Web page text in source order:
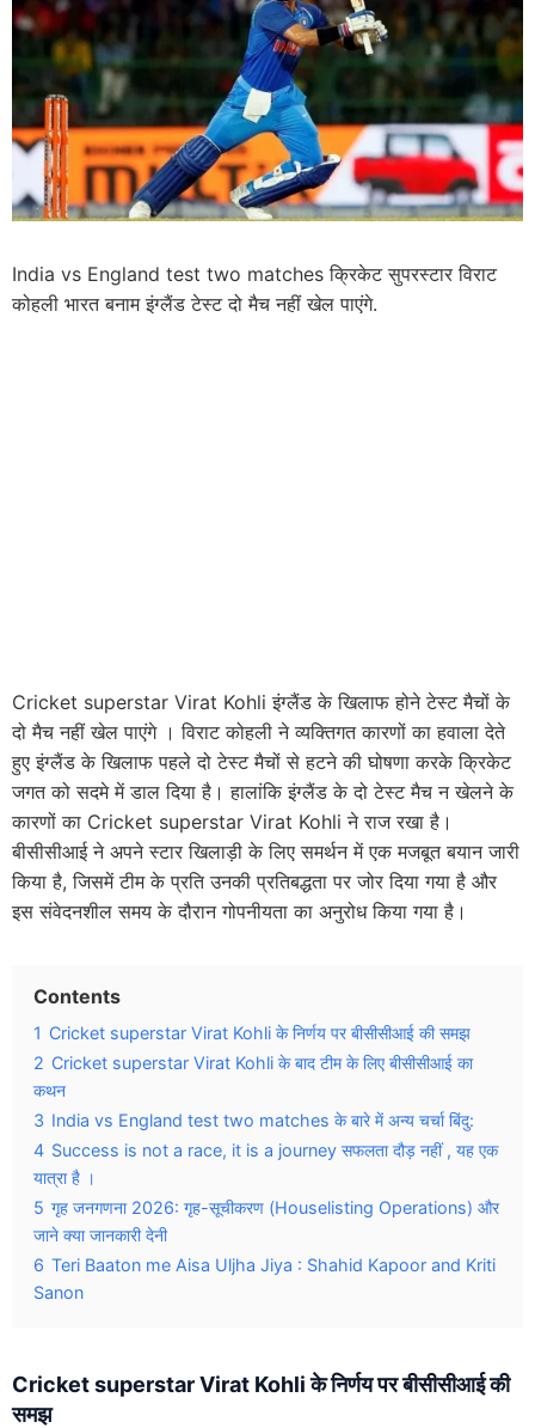
India vs England test two matches क्रिकेट सुपरस्टार विराट
कोहली भारत बनाम इंग्लैंड टेस्ट दो मैच नहीं खेल पाएंगे.
Cricket superstar Virat Kohli इंग्लैंड के खिलाफ होने टेस्ट मैचों के
दो मैच नहीं खेल पाएंगे । विराट कोहली ने व्यक्तिगत कारणों का हवाला देते
हुए इंग्लैंड के खिलाफ पहले दो टेस्ट मैचों से हटने की घोषणा करके क्रिकेट
जगत को सदमे में डाल दिया है। हालांकि इंग्लैंड के दो टेस्ट मैच न खेलने के
कारणों का Cricket superstar Virat Kohli ने राज रखा है।
बीसीसीआई ने अपने स्टार खिलाड़ी के लिए समर्थन में एक मजबूत बयान जारी
किया है, जिसमें टीम के प्रति उनकी प्रतिबद्धता पर जोर दिया गया है और
इस संवेदनशील समय के दौरान गोपनीयता का अनुरोध किया गया है।
Contents
1 Cricket superstar Virat Kohli के निर्णय पर बीसीसीआई की समझ
2 Cricket superstar Virat Kohli के बाद टीम के लिए बीसीसीआई का
कथन
3 India vs England test two matches के बारे में अन्य चर्चा बिंदु:
4 Success is not a race, it is a journey सफलता दौड़ नहीं , यह एक
यात्रा है ।
5 गृह जनगणना 2026: गृह-सूचीकरण (Houselisting Operations) और
जाने क्या जानकारी देनी
6 Teri Baaton me Aisa Uljha Jiya : Shahid Kapoor and Kriti
Sanon
Cricket superstar Virat Kohli के निर्णय पर बीसीसीआई की
समझ